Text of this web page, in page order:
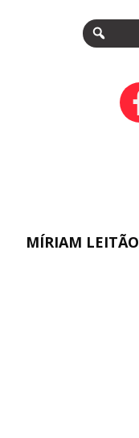
MÍRIAM LEITÃO